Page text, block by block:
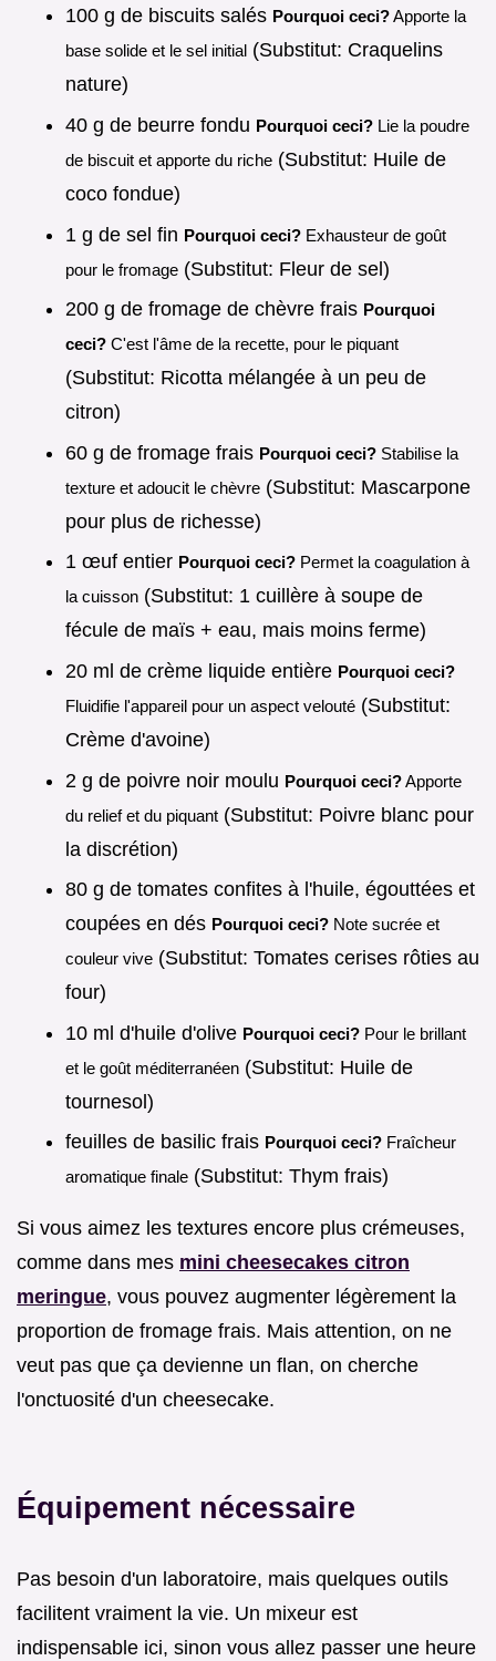
100 g de biscuits salés Pourquoi ceci?Apporte la
base solide et le sel initial (Substitut: Craquelins
nature)
40 g de beurre fondu Pourquoi ceci? Lie la poudre
de biscuit et apporte du riche (Substitut: Huile de
coco fondue)
1 g de sel fin Pourquoi ceci? Exhausteur de goût
pour le fromage (Substitut: Fleur de sel)
200 g de fromage de chèvre frais Pourquoi
ceci? C'est l'âme de la recette, pour le piquant
(Substitut: Ricotta mélangée à un peu de
citron)
60 g de fromage frais Pourquoi ceci? Stabilise la
texture et adoucit le chèvre (Substitut: Mascarpone
pour plus de richesse)
1 œuf entier Pourquoi ceci? Permet la coagulation à
la cuisson (Substitut: 1 cuillère à soupe de
fécule de maïs + eau, mais moins ferme)
20 ml de crème liquide entière Pourquoi ceci?
Fluidifie l'appareil pour un aspect velouté (Substitut:
Crème d'avoine)
2 g de poivre noir moulu Pourquoi ceci?Apporte
du relief et du piquant (Substitut: Poivre blanc pour
la discrétion)
80 g de tomates confites à l'huile, égouttées et
coupées en dés Pourquoi ceci? Note sucrée et
couleur vive (Substitut: Tomates cerises rôties au
four)
10 ml d'huile d'olive Pourquoi ceci? Pour le brillant
et le goût méditerranéen (Substitut: Huile de
tournesol)
feuilles de basilic frais Pourquoi ceci? Fraîcheur
aromatique finale (Substitut: Thym frais)
Si vous aimez les textures encore plus crémeuses,
comme dans mes mini cheesecakes citron
meringue, vous pouvez augmenter légèrement la
proportion de fromage frais. Mais attention, on ne
veut pas que ça devienne un flan, on cherche
l'onctuosité d'un cheesecake.
Équipement nécessaire
Pas besoin d'un laboratoire, mais quelques outils
facilitent vraiment la vie. Un mixeur est
indispensable ici, sinon vous allez passer une heure